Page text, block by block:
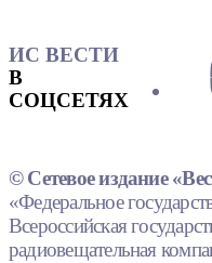
ИС ВЕСТИ
В
СОЦСЕТЯХ
© Сетевое издание
«Федеральное
Всероссийская
радиовещательная